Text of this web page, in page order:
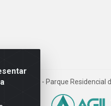
1001 - Parque